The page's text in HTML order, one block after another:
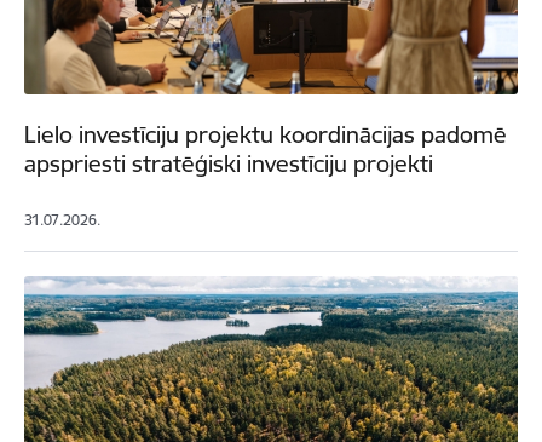
Lielo investīciju projektu koordinācijas padomē
apspriesti stratēģiski investīciju projekti
31.07.2026.